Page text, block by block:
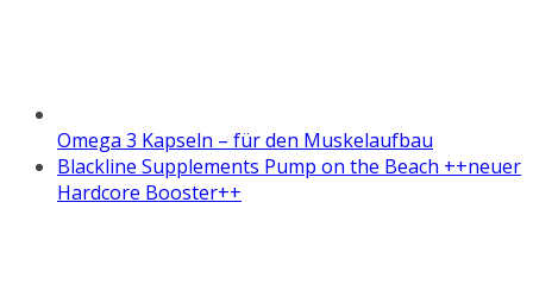
Omega 3 Kapseln – für den Muskelaufbau
Blackline Supplements Pump on the Beach ++neuer
Hardcore Booster++